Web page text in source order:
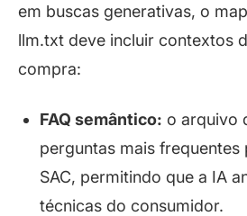
em buscas generativas, o
llm.txt deve incluir contextos
compra:
FAQ semântico: o arquivo
perguntas mais frequentes
SAC, permitindo que a IA
técnicas do consumidor.